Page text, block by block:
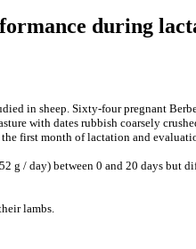
during
in sheep. Sixty-four pregnant
with dates rubbish coarsely
first month of lactation and
g / day) between 0 and 20 days but
lambs.